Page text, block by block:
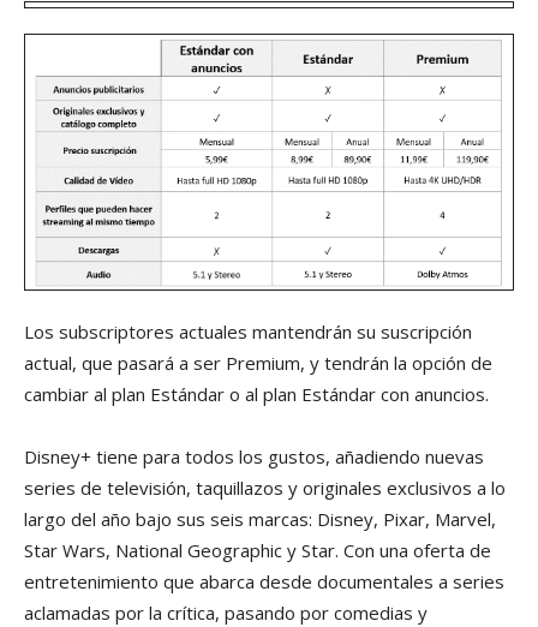
Los subscriptores actuales mantendrán su suscripción
actual, que pasará a ser Premium, y tendrán la opción de
cambiar al plan Estándar o al plan Estándar con anuncios.
Disney+ tiene para todos los gustos, añadiendo nuevas
series de televisión, taquillazos y originales exclusivos a lo
largo del año bajo sus seis marcas: Disney, Pixar, Marvel,
Star Wars, National Geographic y Star. Con una oferta de
entretenimiento que abarca desde documentales a series
aclamadas por la crítica, pasando por comedias y